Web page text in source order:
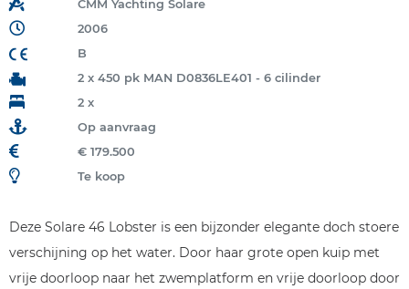
CMM Yachting Solare
2006
B
2 x 450 pk MAN D0836LE401 - 6 cilinder
2 x
Op aanvraag
€ 179.500
Te koop
Deze Solare 46 Lobster is een bijzonder elegante doch stoere
verschijning op het water. Door haar grote open kuip met
vrije doorloop naar het zwemplatform en vrije doorloop door